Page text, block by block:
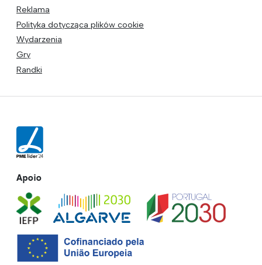
Reklama
Polityka dotycząca plików cookie
Wydarzenia
Gry
Randki
Apoio